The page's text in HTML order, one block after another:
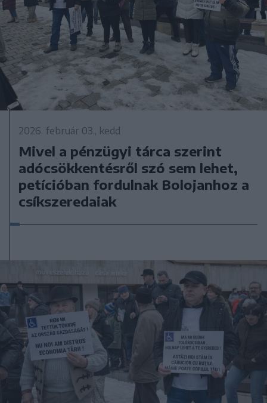
2026. február 03., kedd
Mivel a pénzügyi tárca szerint
adócsökkentésről szó sem lehet,
petícióban fordulnak Bolojanhoz a
csíkszeredaiak